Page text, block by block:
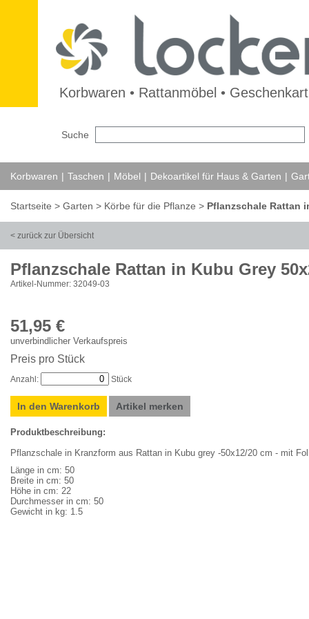
Korbwaren • Rattanmöbel •
Suche
Korbwaren | Taschen | Möbel | Dekoartikel für Haus & Garten |
Startseite > Garten > Körbe für die Pflanze > Pflanzschale Rattan
< zurück zur Übersicht
Pflanzschale Rattan in Kubu Grey
Artikel-Nummer: 32049-03
51,95 €
unverbindlicher Verkaufspreis
Preis pro Stück
Anzahl: Stück
In den Warenkorb Artikel merken
Produktbeschreibung:
Pflanzschale in Kranzform aus Rattan in Kubu grey -50x12/20 cm - mit
Länge in cm: 50
Breite in cm: 50
Höhe in cm: 22
Durchmesser in cm: 50
Gewicht in kg: 1.5